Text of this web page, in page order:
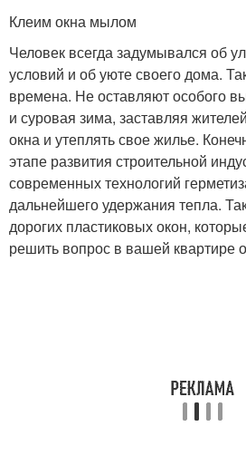
Клеим окна мылом
Человек всегда задумывался об
условий и об уюте своего дома.
времена. Не оставляют особого
и суровая зима, заставляя
окна и утеплять свое жилье.
этапе развития строительной
современных технологий
дальнейшего удержания тепла.
дорогих пластиковых окон,
решить вопрос в вашей квартире